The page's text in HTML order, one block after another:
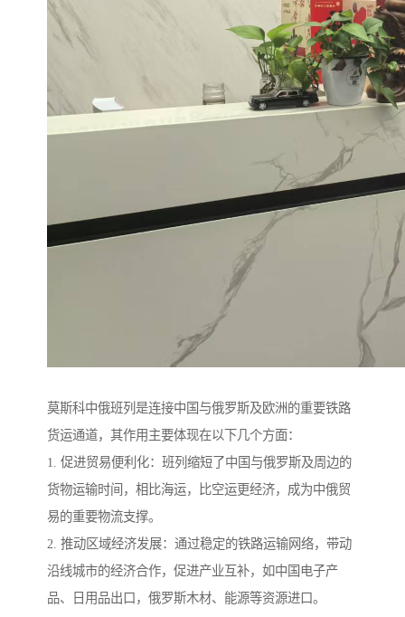
莫斯科中俄班列是连接中国与俄罗斯及欧洲的重要铁路
货运通道，其作用主要体现在以下几个方面：
1. 促进贸易便利化：班列缩短了中国与俄罗斯及周边的
货物运输时间，相比海运，比空运更经济，成为中俄贸
易的重要物流支撑。
2. 推动区域经济发展：通过稳定的铁路运输网络，带动
沿线城市的经济合作，促进产业互补，如中国电子产
品、日用品出口，俄罗斯木材、能源等资源进口。